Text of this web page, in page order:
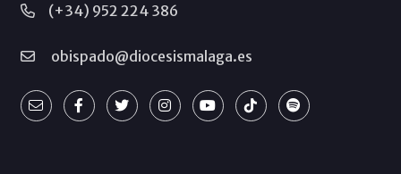
(+34) 952 224 386
obispado@diocesismalaga.es